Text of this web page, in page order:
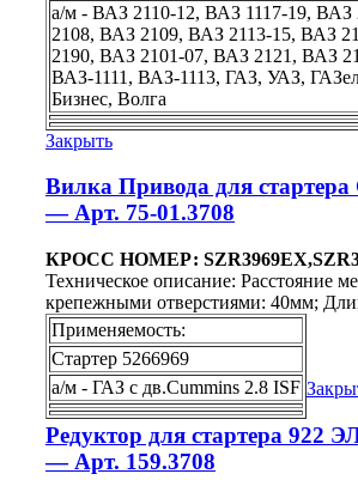
а/м - ВАЗ 2110-12, ВАЗ 1117-19, ВАЗ
2108, ВАЗ 2109, ВАЗ 2113-15, ВАЗ
2190, ВАЗ 2101-07, ВАЗ 2121, ВАЗ
ВАЗ-1111, ВАЗ-1113, ГАЗ, УАЗ,
Бизнес, Волга
Закрыть
Вилка Привода для стартера
— Арт. 75-01.3708
КРОСС НОМЕР:
Техническое описание: Расстояние
крепежными отверстиями: 40мм;
Применяемость:
Стартер 5266969
а/м - ГАЗ с дв.Cummins 2.8 ISF
Редуктор для стартера
— Арт. 159.3708